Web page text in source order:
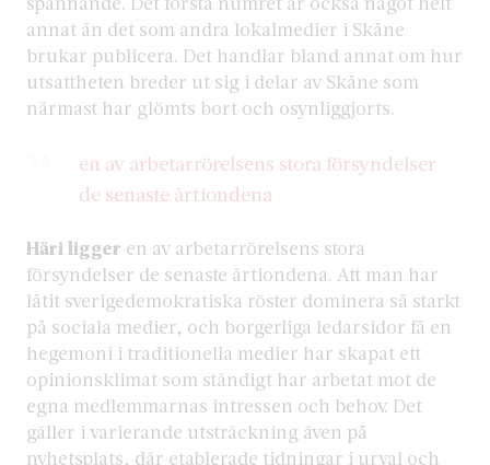
annat än det som andra lokalmedier i Skåne
brukar publicera. Det handlar bland annat om hur
utsattheten breder ut sig i delar av Skåne som
närmast har glömts bort och osynliggjorts.
en av arbetarrörelsens stora försyndelser
de senaste årtiondena
Häri ligger en av arbetarrörelsens stora
försyndelser de senaste årtiondena. Att man har
låtit sverigedemokratiska röster dominera så starkt
på sociala medier, och borgerliga ledarsidor få en
hegemoni i traditionella medier har skapat ett
opinionsklimat som ständigt har arbetat mot de
egna medlemmarnas intressen och behov. Det
gäller i varierande utsträckning även på
nyhetsplats, där etablerade tidningar i urval och